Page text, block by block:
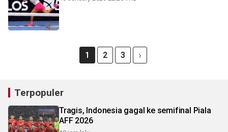
1 2 3
Terpopuler
Tragis, Indonesia gagal ke semifinal Piala
AFF 2026